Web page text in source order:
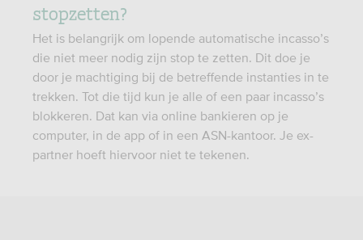
stopzetten?
Het is belangrijk om lopende automatische incasso’s
die niet meer nodig zijn stop te zetten. Dit doe je
door je machtiging bij de betreffende instanties in te
trekken. Tot die tijd kun je alle of een paar incasso’s
blokkeren. Dat kan via online bankieren op je
computer, in de app of in een ASN-kantoor. Je ex-
partner hoeft hiervoor niet te tekenen.